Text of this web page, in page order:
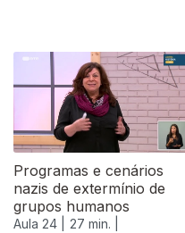
Programas e cenários
nazis de extermínio de
grupos humanos
Aula 24 |
27 min. |